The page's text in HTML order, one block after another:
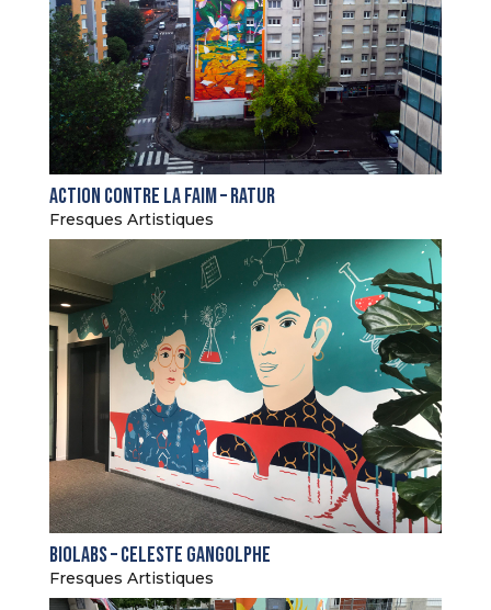
Action Contre La Faim – Ratur
Fresques Artistiques
Biolabs – Celeste Gangolphe
Fresques Artistiques